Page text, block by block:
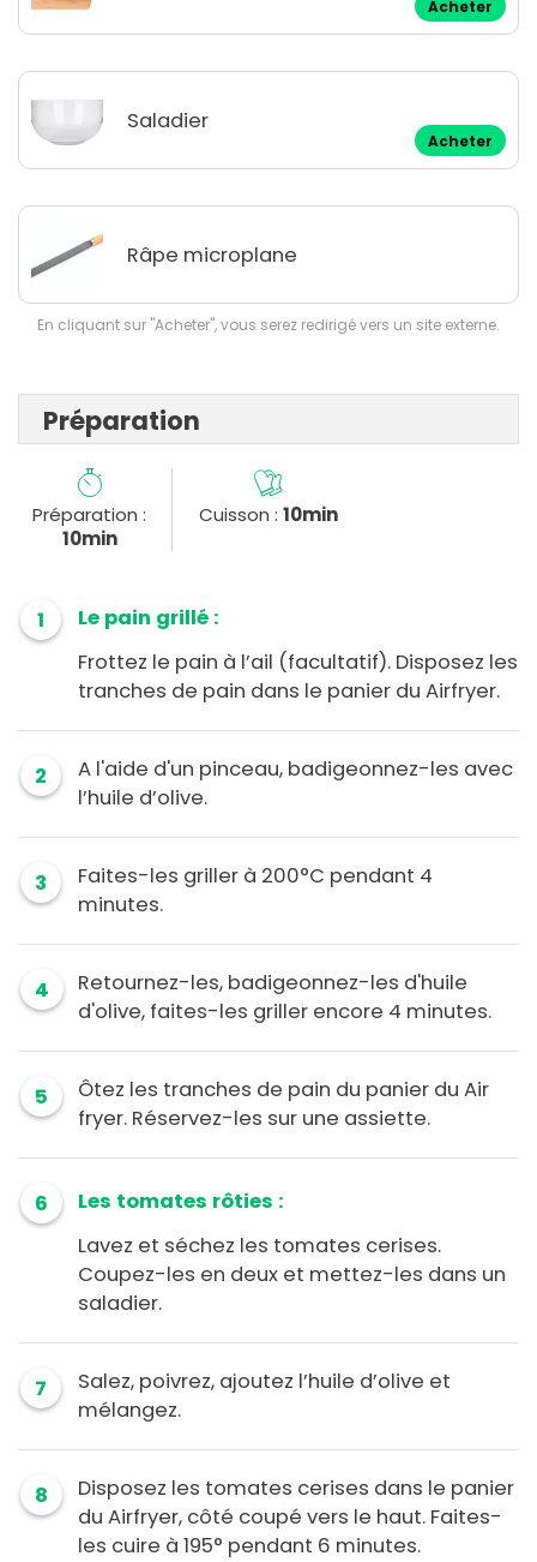
Acheter
Saladier
Acheter
Râpe microplane
En cliquant sur "Acheter", vous serez redirigé vers un site externe.
Préparation
Préparation :
10min
Cuisson : 10min
1
Le pain grillé :
Frottez le pain à l’ail (facultatif). Disposez les
tranches de pain dans le panier du Airfryer.
2
A l'aide d'un pinceau, badigeonnez-les avec
l’huile d’olive.
3
Faites-les griller à 200°C pendant 4
minutes.
4
Retournez-les, badigeonnez-les d'huile
d'olive, faites-les griller encore 4 minutes.
5
Ôtez les tranches de pain du panier du Air
fryer. Réservez-les sur une assiette.
6
Les tomates rôties :
Lavez et séchez les tomates cerises.
Coupez-les en deux et mettez-les dans un
saladier.
7
Salez, poivrez, ajoutez l’huile d’olive et
mélangez.
8
Disposez les tomates cerises dans le panier
du Airfryer, côté coupé vers le haut. Faites-
les cuire à 195° pendant 6 minutes.